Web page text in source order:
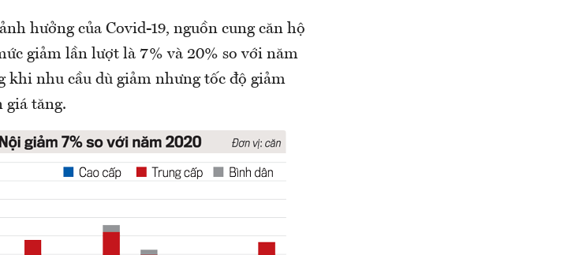
hưởng của Covid-19, nguồn cung căn hộ
giảm lần lượt là 7% và 20% so với năm
khi nhu cầu dù giảm nhưng tốc độ giảm
giá tăng.